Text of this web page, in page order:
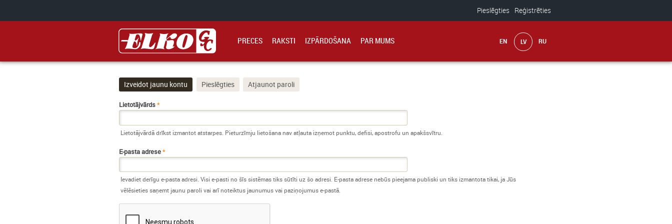
Pieslēgties Reģistrēties
PRECES RAKSTI IZPĀRDOŠANA PAR MUMS
Primārās cilnes
Izveidot jaunu kontu (aktīvā cilne)
Pieslēgties Atjaunot paroli
Lietotājvārds*
Lietotājvārdā drīkst izmantot atstarpes. Pieturzīmju lietošana nav atļauta izņemot punktu, defisi, apostrofu un apakšsvītru.
E-pasta adrese*
Ievadiet derīgu e-pasta adresi. Visi e-pasti no šīs sistēmas tiks sūtīti uz šo adresi. E-pasta adrese nebūs pieejama publiski un tiks izmantota tikai, ja Jūs
vēlēsieties saņemt jaunu paroli vai arī noteiktus jaunumus vai paziņojumus e-pastā.